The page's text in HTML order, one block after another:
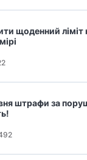
щоденний ліміт
штрафи за